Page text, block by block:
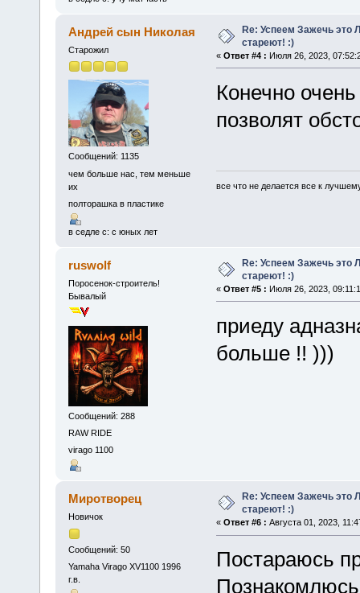
Андрей сын Николая
Старожил
Сообщений: 1135
чем больше нас, тем меньше
их
полторашка в пластике
в седле с: с юных лет
Re: Успеем Зажечь это
стареют! :)
« Ответ #4 : Июля 26, 2023,
Конечно
позволят
все что не делается все к
ruswolf
Поросенок-строитель!
Бывалый
Сообщений: 288
RAW RIDE
virago 1100
Re: Успеем Зажечь это
стареют! :)
« Ответ #5 : Июля 26, 2023,
приеду
больше !! )))
Миротворец
Новичок
Сообщений: 50
Yamaha Virago XV1100 1996
г.в.
Re: Успеем Зажечь это
стареют! :)
« Ответ #6 : Августа 01, 2023,
Постараюсь